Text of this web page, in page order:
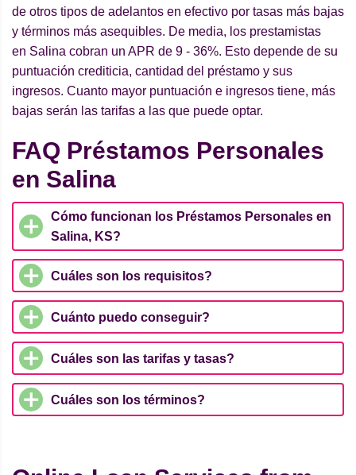
de otros tipos de adelantos en efectivo por tasas más bajas
y términos más asequibles. De media, los prestamistas
en Salina cobran un APR de 9 - 36%. Esto depende de su
puntuación crediticia, cantidad del préstamo y sus
ingresos. Cuanto mayor puntuación e ingresos tiene, más
bajas serán las tarifas a las que puede optar.
FAQ Préstamos Personales
en Salina
Cómo funcionan los Préstamos Personales en
Salina, KS?
Cuáles son los requisitos?
Cuánto puedo conseguir?
Cuáles son las tarifas y tasas?
Cuáles son los términos?